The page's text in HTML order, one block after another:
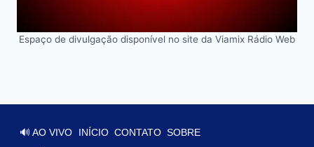
Espaço de divulgação disponível no site da Viamix Rádio Web
🔊 AO VIVO INÍCIO CONTATO SOBRE